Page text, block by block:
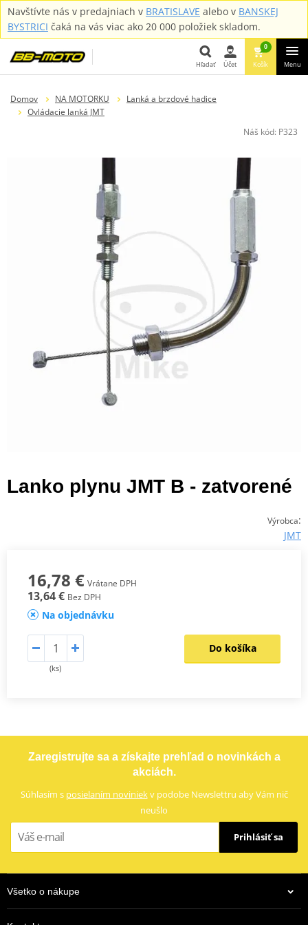
Navštívte nás v predajniach v BRATISLAVE alebo v BANSKEJ
BYSTRICI čaká na vás viac ako 20 000 položiek skladom.
Hľadať Účet
0
Košík Menu
Domov NA MOTORKU
Lanká a brzdové hadice
Ovládacie lanká JMT
Náš kód: P323
Lanko plynu JMT B - zatvorené
Výrobca:
JMT
16,78 € Vrátane DPH
13,64 € Bez DPH
Na objednávku
(ks)
Do košíka
Zaregistrujte sa a získajte prehľad o novinkách a
akciách.
Súhlasím s posielaním noviniekv podobe Newslettru aby Vám nič
neušlo
Prihlásiť sa
Všetko o nákupe